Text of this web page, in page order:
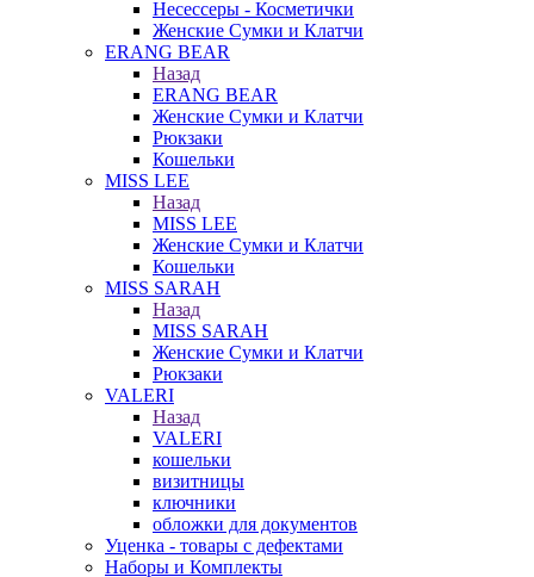
Несессеры - Косметички
Женские Сумки и Клатчи
ERANG BEAR
Назад
ERANG BEAR
Женские Сумки и Клатчи
Рюкзаки
Кошельки
MISS LEE
Назад
MISS LEE
Женские Сумки и Клатчи
Кошельки
MISS SARAH
Назад
MISS SARAH
Женские Сумки и Клатчи
Рюкзаки
VALERI
Назад
VALERI
кошельки
визитницы
ключники
обложки для документов
Уценка - товары с дефектами
Наборы и Комплекты